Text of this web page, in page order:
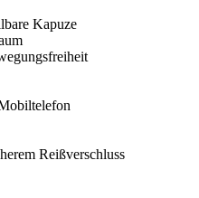
Kapuze
Reißverschluss